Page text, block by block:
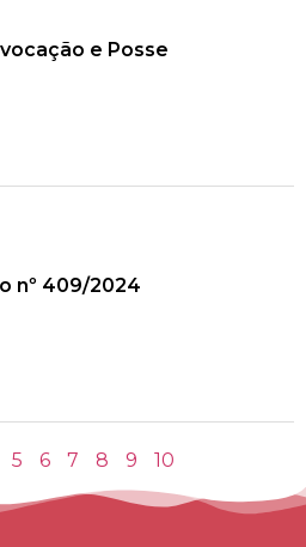
e Posse
nº 409/2024
5 6 7 8 9 10